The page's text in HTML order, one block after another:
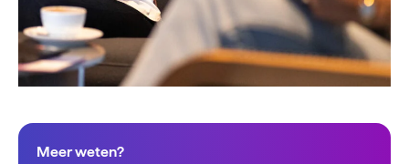
Meer weten?